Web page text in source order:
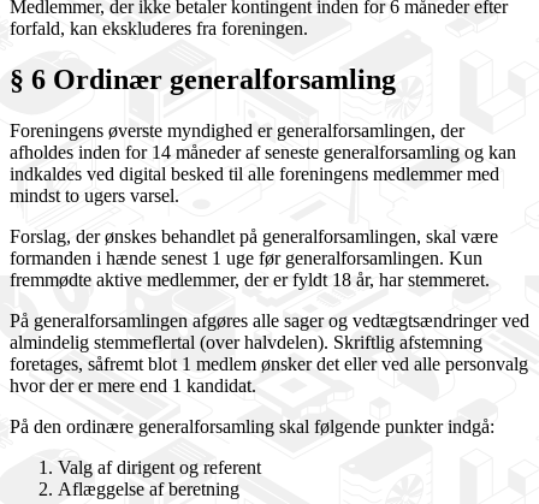
Medlemmer, der ikke betaler kontingent inden for 6 måneder efter
forfald, kan ekskluderes fra foreningen.
§ 6 Ordinær generalforsamling
Foreningens øverste myndighed er generalforsamlingen, der
afholdes inden for 14 måneder af seneste generalforsamling og kan
indkaldes ved digital besked til alle foreningens medlemmer med
mindst to ugers varsel.
Forslag, der ønskes behandlet på generalforsamlingen, skal være
formanden i hænde senest 1 uge før generalforsamlingen. Kun
fremmødte aktive medlemmer, der er fyldt 18 år, har stemmeret.
På generalforsamlingen afgøres alle sager og vedtægtsændringer ved
almindelig stemmeflertal (over halvdelen). Skriftlig afstemning
foretages, såfremt blot 1 medlem ønsker det eller ved alle personvalg
hvor der er mere end 1 kandidat.
På den ordinære generalforsamling skal følgende punkter indgå:
Valg af dirigent og referent
Aflæggelse af beretning